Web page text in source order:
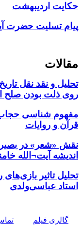
حکایت اردیبهشت
پیام تسلیت حضرت
مقالات
تحلیل و نقد نقل
روی ذلت بودن صلح
مفهوم شناسی حجاب
قرآن و روایات
نقش «شعر» در
اندیشه آیت¬الله
تحلیل تاثیر
استاد عباسی‌ولدی
گالری فیلم